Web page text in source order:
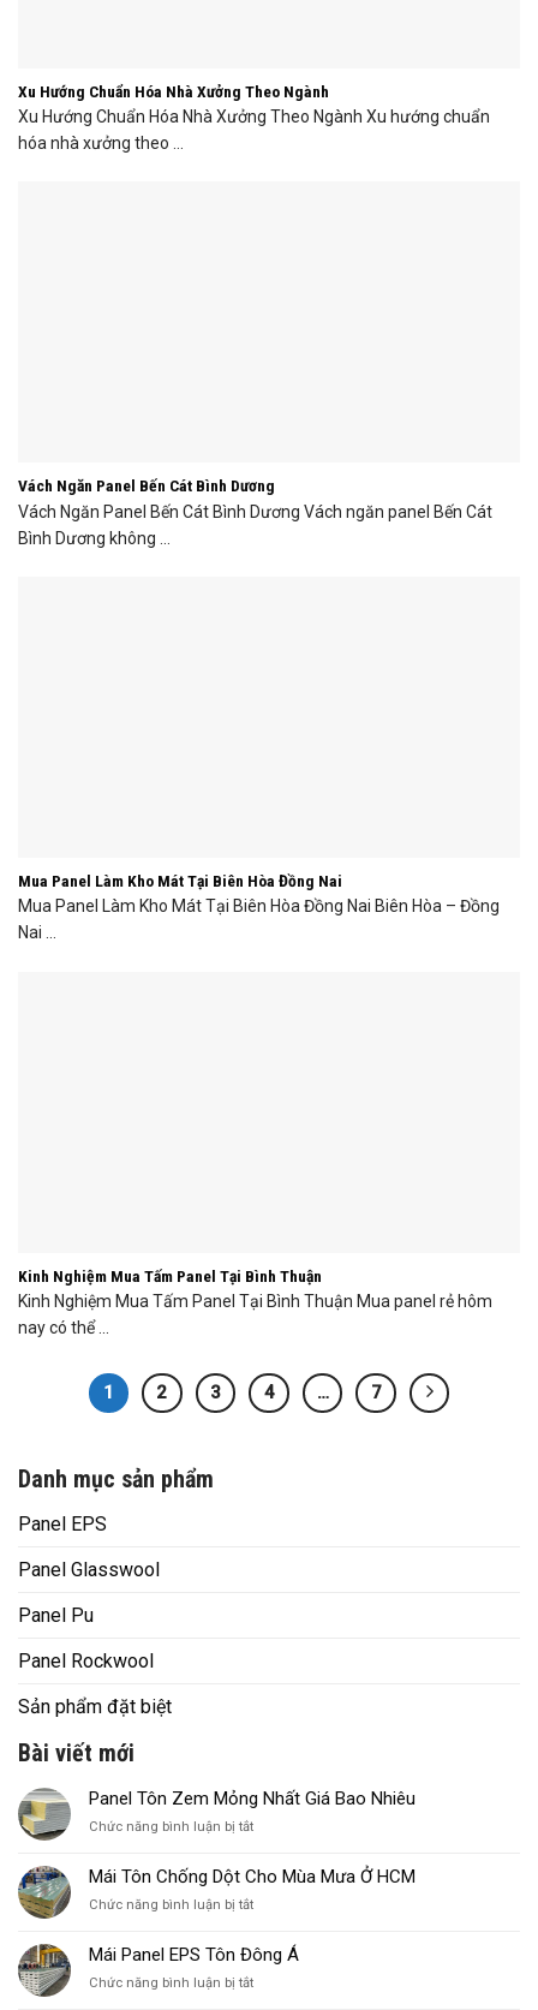
Xu Hướng Chuẩn Hóa Nhà Xưởng Theo Ngành
Xu Hướng Chuẩn Hóa Nhà Xưởng Theo Ngành Xu hướng chuẩn
hóa nhà xưởng theo ...
Vách Ngăn Panel Bến Cát Bình Dương
Vách Ngăn Panel Bến Cát Bình Dương Vách ngăn panel Bến Cát
Bình Dương không ...
Mua Panel Làm Kho Mát Tại Biên Hòa Đồng Nai
Mua Panel Làm Kho Mát Tại Biên Hòa Đồng Nai Biên Hòa – Đồng
Nai ...
Kinh Nghiệm Mua Tấm Panel Tại Bình Thuận
Kinh Nghiệm Mua Tấm Panel Tại Bình Thuận Mua panel rẻ hôm
nay có thể ...
1 2 3 4 … 7
Danh mục sản phẩm
Panel EPS
Panel Glasswool
Panel Pu
Panel Rockwool
Sản phẩm đặt biệt
Bài viết mới
Panel Tôn Zem Mỏng Nhất Giá Bao Nhiêu
Chức năng bình luận bị tắtở
Tôn
Zem
Mỏng
Giá
Bao
Nhiêu
Mái Tôn Chống Dột Cho Mùa Mưa Ở HCM
Chức năng bình luận bị tắtở
Tôn
Chống
Dột
Mái Panel EPS Tôn Đông Á
Chức năng bình luận bị tắtở